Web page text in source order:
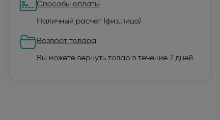
Способы оплаты
Наличный расчет (физ.лица)
Возврат товара
Вы можете вернуть товар в течение 7 дней